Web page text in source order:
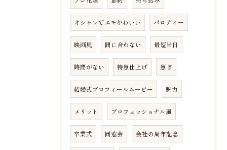
オシャレでエモかわいい パロディー
映画風 間に合わない 最短当日
時間がない 特急仕上げ 急ぎ
結婚式プロフィールムービー 魅力
メリット プロフェッショナル風
卒業式 同窓会 会社の周年記念